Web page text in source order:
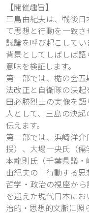
【開催趣旨】
三島由紀夫は、戦後
て思想と行動を一致
議論を呼び起こして
背景としてしばしば
意味を検証します。
第一部では、楯の会
法改正と自衛隊の決
田必勝烈士の実像を
人として、三島の決
伝えます。
第二部では、浜崎洋
授）、大場一央氏（
本龍則氏（千葉県議
由紀夫の「行動する
哲学・政治の視座か
を迎えた現代日本に
治的・思想的文脈に照